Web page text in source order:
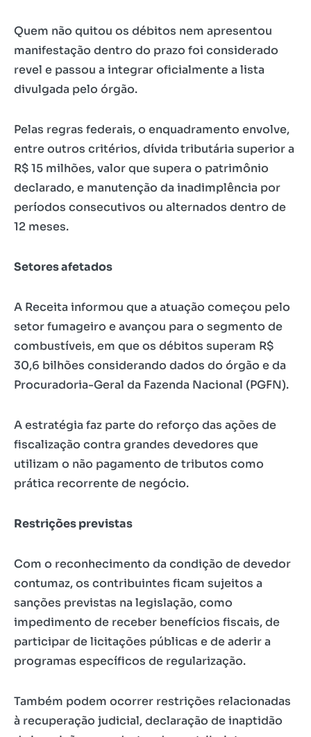
Quem não quitou os débitos nem apresentou
manifestação dentro do prazo foi considerado
revel e passou a integrar oficialmente a lista
divulgada pelo órgão.
Pelas regras federais, o enquadramento envolve,
entre outros critérios, dívida tributária superior a
R$ 15 milhões, valor que supera o patrimônio
declarado, e manutenção da inadimplência por
períodos consecutivos ou alternados dentro de
12 meses.
Setores afetados
A Receita informou que a atuação começou pelo
setor fumageiro e avançou para o segmento de
combustíveis, em que os débitos superam R$
30,6 bilhões considerando dados do órgão e da
Procuradoria-Geral da Fazenda Nacional (PGFN).
A estratégia faz parte do reforço das ações de
fiscalização contra grandes devedores que
utilizam o não pagamento de tributos como
prática recorrente de negócio.
Restrições previstas
Com o reconhecimento da condição de devedor
contumaz, os contribuintes ficam sujeitos a
sanções previstas na legislação, como
impedimento de receber benefícios fiscais, de
participar de licitações públicas e de aderir a
programas específicos de regularização.
Também podem ocorrer restrições relacionadas
à recuperação judicial, declaração de inaptidão